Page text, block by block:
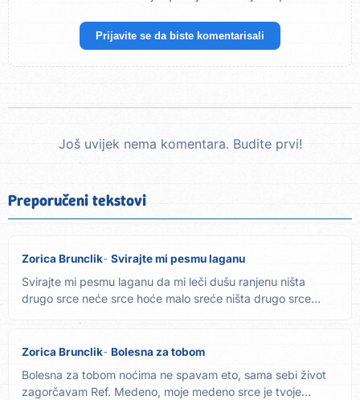
Prijavite se da biste komentarisali
Još uvijek nema komentara. Budite prvi!
Preporučeni tekstovi
Zorica Brunclik Svirajte mi pesmu laganu
Svirajte mi pesmu laganu da mi leči dušu ranjenu ništa
drugo srce neće srce hoće malo sreće ništa drugo srce
Zorica Brunclik Bolesna za tobom
Bolesna za tobom noćima ne spavam eto, sama sebi život
zagorčavam Ref. Medeno, moje medeno srce je tvoje